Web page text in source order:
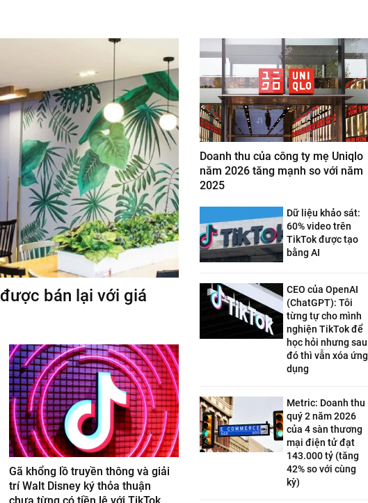
bán lại với giá
Gã khổng lồ truyền thông và giải
trí Walt Disney ký thỏa thuận
Doanh thu của công ty mẹ Uniqlo
năm 2026 tăng mạnh so với năm
2025
Dữ liệu khảo sát:
60% video trên
TikTok được tạo
bằng AI
CEO của OpenAI
(ChatGPT): Tôi
từng tự cho mình
nghiện TikTok để
học hỏi nhưng sau
đó thì vẫn xóa ứng
dụng
Metric: Doanh thu
quý 2 năm 2026
của 4 sàn thương
mại điện tử đạt
143.000 tỷ (tăng
42% so với cùng
kỳ)